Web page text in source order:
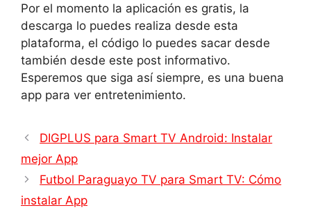
Por el momento la aplicación es gratis, la
descarga lo puedes realiza desde esta
plataforma, el código lo puedes sacar desde
también desde este post informativo.
Esperemos que siga así siempre, es una buena
app para ver entretenimiento.
DIGPLUS para Smart TV Android: Instalar
mejor App
Futbol Paraguayo TV para Smart TV: Cómo
instalar App